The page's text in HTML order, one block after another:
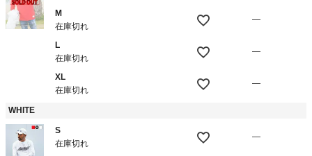
M
在庫切れ
—
L
在庫切れ
—
XL
在庫切れ
—
WHITE
S
在庫切れ
—